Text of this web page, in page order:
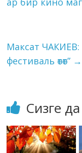
k
Максат ЧАКИЕВ:
фестиваль өтөт” →
Сизге